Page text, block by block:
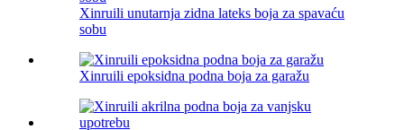
Xinruili unutarnja zidna lateks boja za spavaću
sobu
Xinruili epoksidna podna boja za garažu